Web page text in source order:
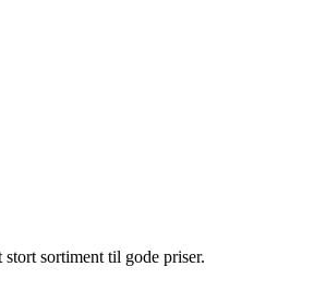
stort sortiment til gode priser.